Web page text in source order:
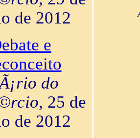
de 2012
e
do
, 25 de
de 2012